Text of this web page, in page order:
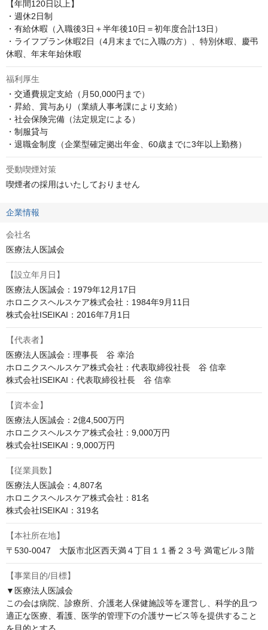
【年間120日以上】
・週休2日制
・有給休暇（入職後3日＋半年後10日＝初年度合計13日）
・ライフプラン休暇2日（4月末までに入職の方）、特別休暇、慶弔
休暇、年末年始休暇
福利厚生
・交通費規定支給（月50,000円まで）
・昇給、賞与あり（業績人事考課により支給）
・社会保険完備（法定規定による）
・制服貸与
・退職金制度（企業型確定拠出年金、60歳までに3年以上勤務）
受動喫煙対策
喫煙者の採用はいたしておりません
企業情報
会社名
医療法人医誠会
【設立年月日】
医療法人医誠会：1979年12月17日
ホロニクスヘルスケア株式会社：1984年9月11日
株式会社ISEIKAI：2016年7月1日
【代表者】
医療法人医誠会：理事長　谷 幸治
ホロニクスヘルスケア株式会社：代表取締役社長　谷 信幸
株式会社ISEIKAI：代表取締役社長　谷 信幸
【資本金】
医療法人医誠会：2億4,500万円
ホロニクスヘルスケア株式会社：9,000万円
株式会社ISEIKAI：9,000万円
【従業員数】
医療法人医誠会：4,807名
ホロニクスヘルスケア株式会社：81名
株式会社ISEIKAI：319名
【本社所在地】
〒530-0047　大阪市北区西天満４丁目１１番２３号 満電ビル３階
【事業目的/目標】
▼医療法人医誠会
この会は病院、診療所、介護老人保健施設等を運営し、科学的且つ
適正な医療、看護、医学的管理下の介護サービス等を提供すること